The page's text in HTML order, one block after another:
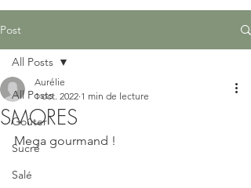
Post
All Posts
Goûter
Sucré
Salé
All Posts
SMORES
Aurélie
1 oct. 2022 1 min de lecture
Mega gourmand !